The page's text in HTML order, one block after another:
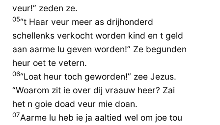
veur!” zeden ze.
05“t Haar veur meer as drijhonderd
schellenks verkocht worden kind en t geld
aan aarme lu geven worden!” Ze begunden
heur oet te vetern.
06“Loat heur toch geworden!” zee Jezus.
“Woarom zit ie over dij vraauw heer? Zai
het n goie doad veur mie doan.
07Aarme lu heb ie ja aaltied wel om joe tou